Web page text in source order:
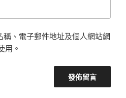
稱、電子郵件地址及個人網站網
用。